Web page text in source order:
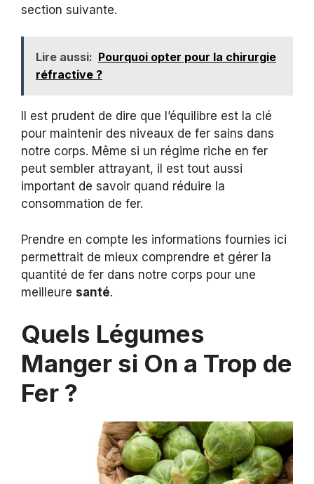
section suivante.
Lire aussi: Pourquoi opter pour la chirurgie
réfractive ?
Il est prudent de dire que l’équilibre est la clé
pour maintenir des niveaux de fer sains dans
notre corps. Même si un régime riche en fer
peut sembler attrayant, il est tout aussi
important de savoir quand réduire la
consommation de fer.
Prendre en compte les informations fournies ici
permettrait de mieux comprendre et gérer la
quantité de fer dans notre corps pour une
meilleure santé.
Quels Légumes
Manger si On a Trop de
Fer ?